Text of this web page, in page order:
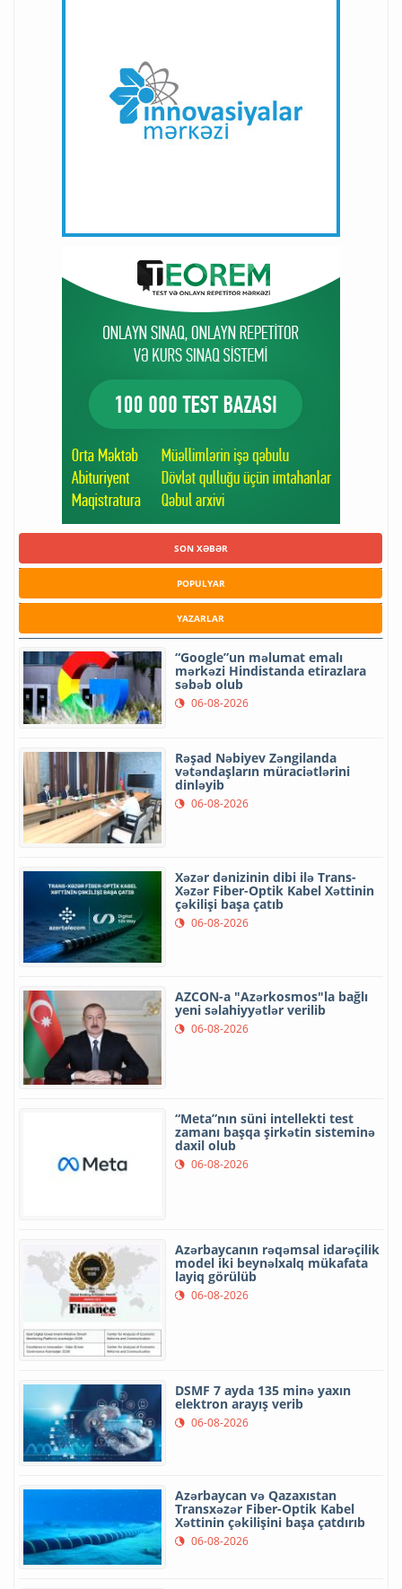
SON XƏBƏR
POPULYAR
YAZARLAR
“Google”un məlumat emalı
mərkəzi Hindistanda etirazlara
səbəb olub
06-08-2026
Rəşad Nəbiyev Zəngilanda
vətəndaşların müraciətlərini
dinləyib
06-08-2026
Xəzər dənizinin dibi ilə Trans-
Xəzər Fiber-Optik Kabel Xəttinin
çəkilişi başa çatıb
06-08-2026
AZCON-a "Azərkosmos"la bağlı
yeni səlahiyyətlər verilib
06-08-2026
“Meta”nın süni intellekti test
zamanı başqa şirkətin sisteminə
daxil olub
06-08-2026
Azərbaycanın rəqəmsal idarəçilik
model iki beynəlxalq mükafata
layiq görülüb
06-08-2026
DSMF 7 ayda 135 minə yaxın
elektron arayış verib
06-08-2026
Azərbaycan və Qazaxıstan
Transxəzər Fiber-Optik Kabel
Xəttinin çəkilişini başa çatdırıb
06-08-2026